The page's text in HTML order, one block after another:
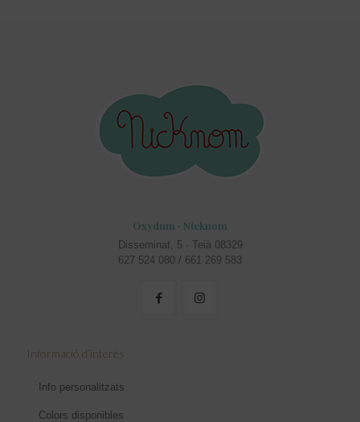
Oxydum · Nicknom
Disseminat, 5 · Teià 08329
627 524 080 / 661 269 583
Informació d’interés
Info personalitzats
Colors disponibles